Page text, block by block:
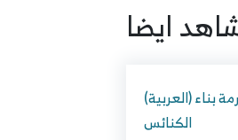
ايضا
(العربية) عقيدة البراء من الكفار وحرمة بناء
الكنائس